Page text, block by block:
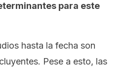
para este
hasta la fecha son
Pese a esto, las